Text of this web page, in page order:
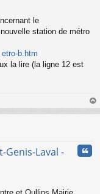
le
station de métro
b.htm
la lire (la ligne 12 est
au
Genis-Laval -